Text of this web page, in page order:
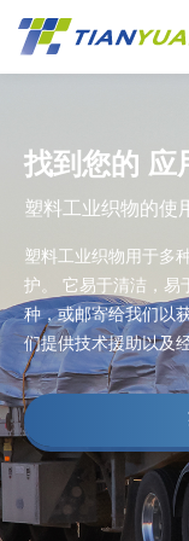
找到您的 应
塑料工业织物的使
塑料工业织物用于多
护。 它易于清洁，易
种，或邮寄给我们以
们提供技术援助以及